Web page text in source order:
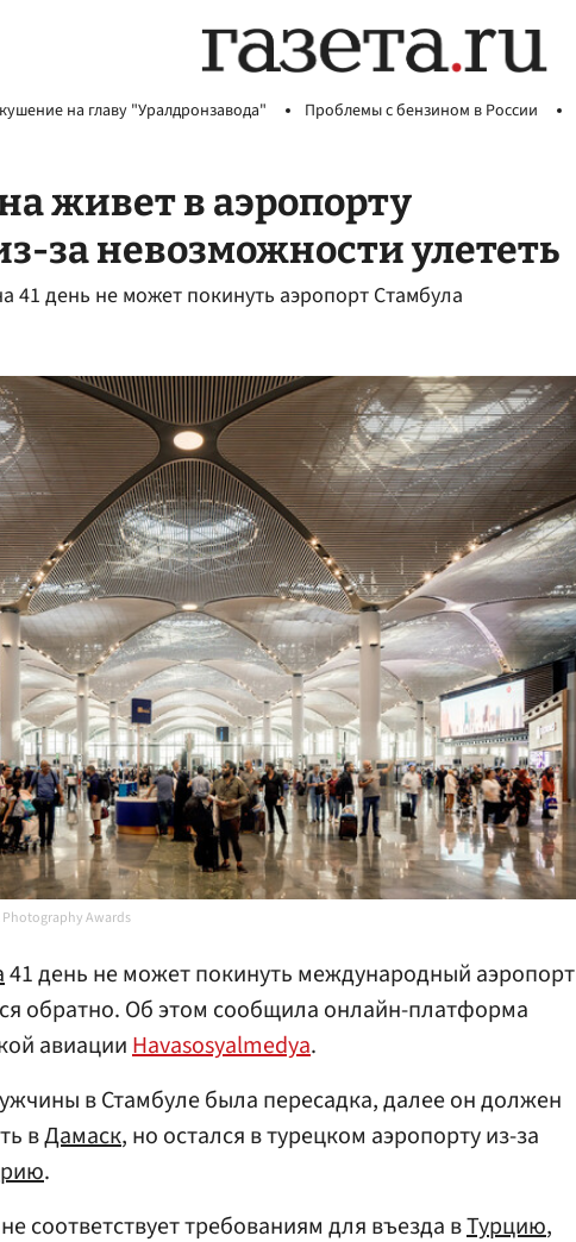
на главу "Уралдронзавода" Проблемы с бензином в России
живет в аэропорту
за невозможности улететь
41 день не может покинуть аэропорт Стамбула
Awards
41 день не может покинуть международный аэропорт
обратно. Об этом сообщила онлайн-платформа
авиацииHavasosyalmedya.
в Стамбуле была пересадка, далее он должен
вДамаск, но остался в турецком аэропорту из-за
.
соответствует требованиям для въезда вТурцию,